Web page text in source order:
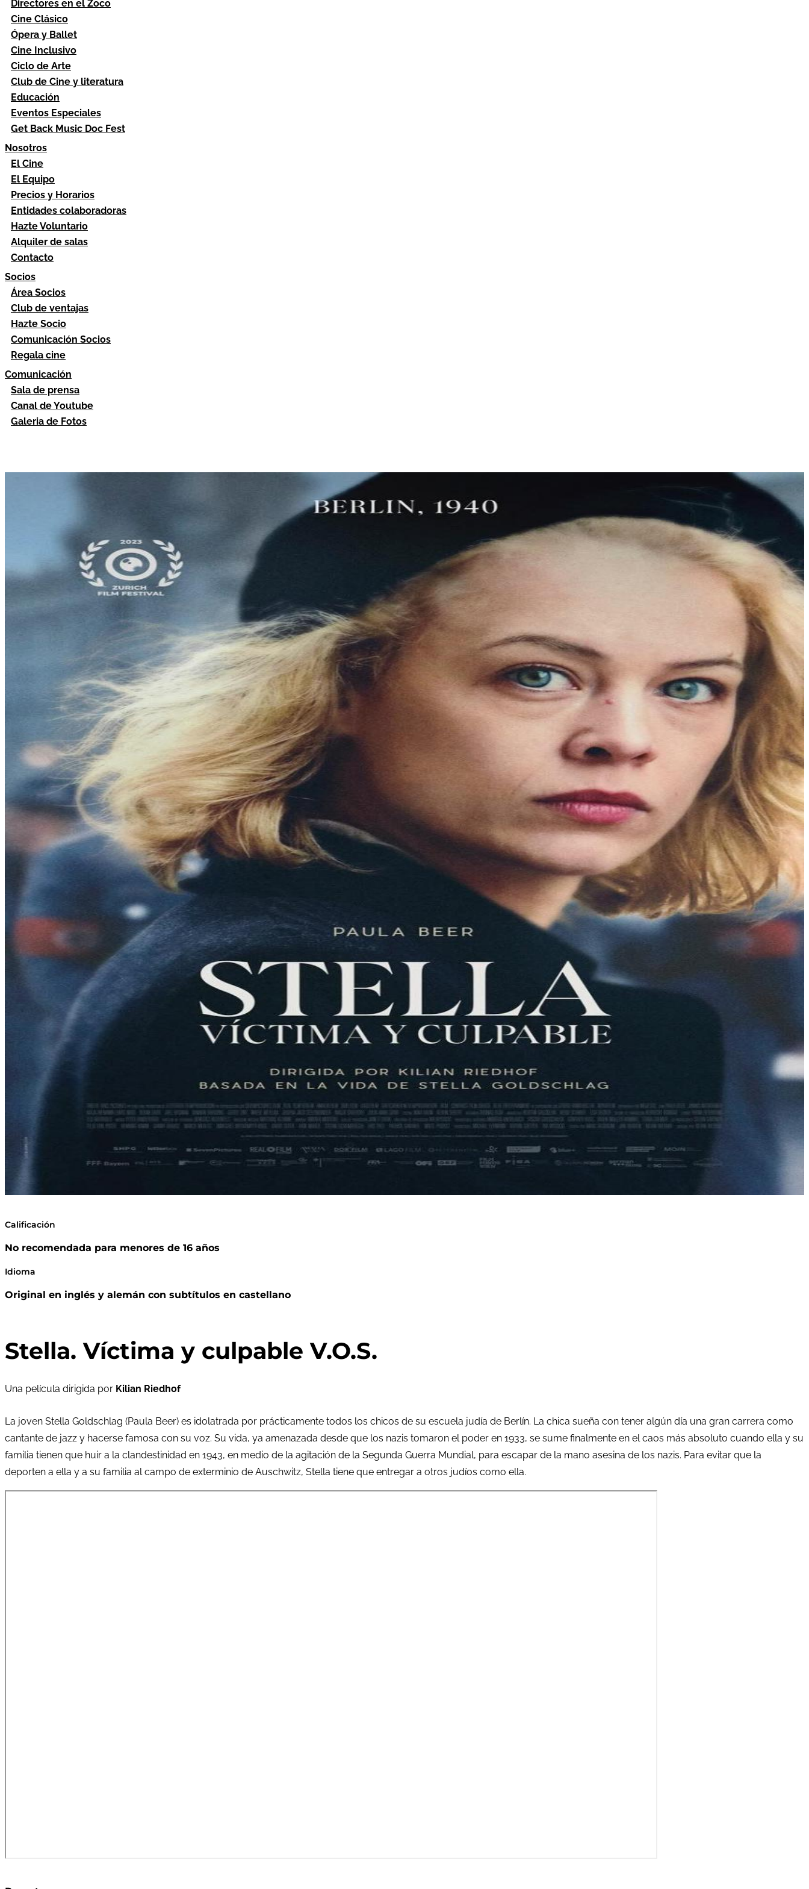
Directores en el Zoco
Cine Clásico
Ópera y Ballet
Cine Inclusivo
Ciclo de Arte
Club de Cine y literatura
Educación
Eventos Especiales
Get Back Music Doc Fest
Nosotros
El Cine
El Equipo
Precios y Horarios
Entidades colaboradoras
Hazte Voluntario
Alquiler de salas
Contacto
Socios
Área Socios
Club de ventajas
Hazte Socio
Comunicación Socios
Regala cine
Comunicación
Sala de prensa
Canal de Youtube
Galeria de Fotos
Calificación
No recomendada para menores de 16 años
Idioma
Original en inglés y alemán con subtítulos en castellano
Stella. Víctima y culpable V.O.S.
Una película dirigida por Kilian Riedhof
La joven Stella Goldschlag (Paula Beer) es idolatrada por prácticamente todos los chicos de su escuela judía de Berlín. La chica sueña con tener algún día una gran carrera como
cantante de jazz y hacerse famosa con su voz. Su vida, ya amenazada desde que los nazis tomaron el poder en 1933, se sume finalmente en el caos más absoluto cuando ella y su
familia tienen que huir a la clandestinidad en 1943, en medio de la agitación de la Segunda Guerra Mundial, para escapar de la mano asesina de los nazis. Para evitar que la
deporten a ella y a su familia al campo de exterminio de Auschwitz, Stella tiene que entregar a otros judíos como ella.